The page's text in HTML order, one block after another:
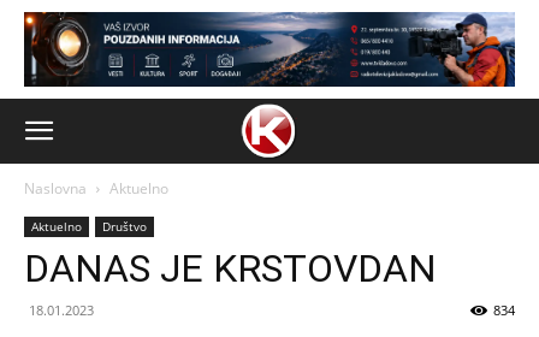
Naslovna Aktuelno
Aktuelno Društvo
DANAS JE KRSTOVDAN
18.01.2023 834